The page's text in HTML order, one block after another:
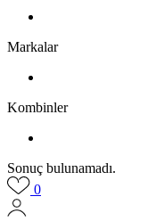
Markalar
Kombinler
Sonuç bulunamadı.
0